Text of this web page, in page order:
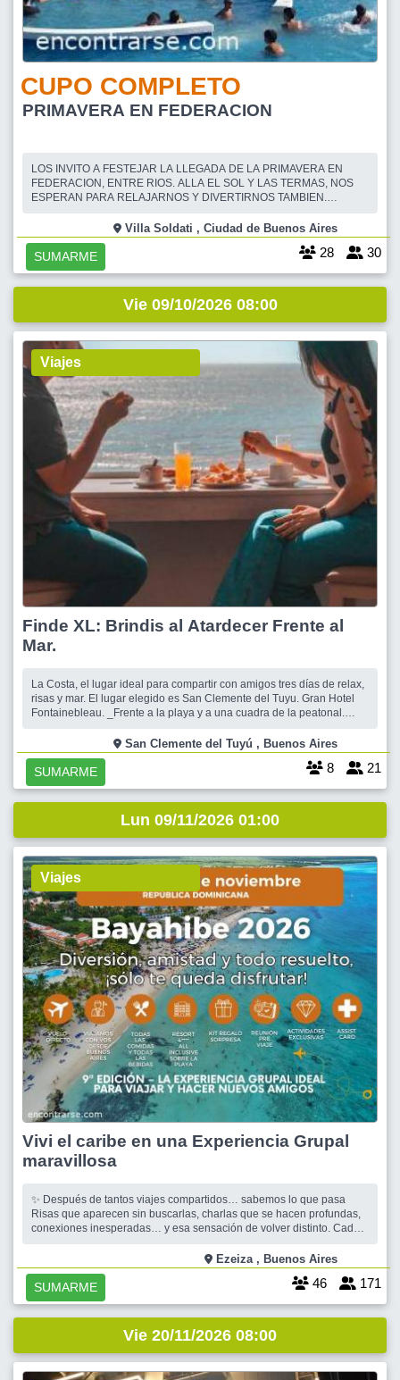
CUPO COMPLETO
PRIMAVERA EN FEDERACION
LOS INVITO A FESTEJAR LA LLEGADA DE LA PRIMAVERA EN
FEDERACION, ENTRE RIOS. ALLA EL SOL Y LAS TERMAS, NOS
ESPERAN PARA RELAJARNOS Y DIVERTIRNOS TAMBIEN.
VIAJAMOS EN BUS SEMICAMA, CON AA, GUIA COORDINADOR
Villa Soldati , Ciudad de Buenos Aires
SUMARME 28 30
Vie 09/10/2026 08:00
Viajes
Finde XL: Brindis al Atardecer Frente al
Mar.
La Costa, el lugar ideal para compartir con amigos tres días de relax,
risas y mar. El lugar elegido es San Clemente del Tuyu. Gran Hotel
Fontainebleau. _Frente a la playa y a una cuadra de la peatonal.
equipamiento, limpieza, te va a encantar. El desayuno es buenísimo
en un
San Clemente del Tuyú , Buenos Aires
SUMARME 8 21
Lun 09/11/2026 01:00
Viajes
Vivi el caribe en una Experiencia Grupal
maravillosa
✨ Después de tantos viajes compartidos… sabemos lo que pasa
Risas que aparecen sin buscarlas, charlas que se hacen profundas,
conexiones inesperadas… y esa sensación de volver distinto. Cada
propuesta que sabemos que es maravillosa ? ? BAYAHIBE o PUNTA
CANA – EX
Ezeiza , Buenos Aires
SUMARME 46 171
Vie 20/11/2026 08:00